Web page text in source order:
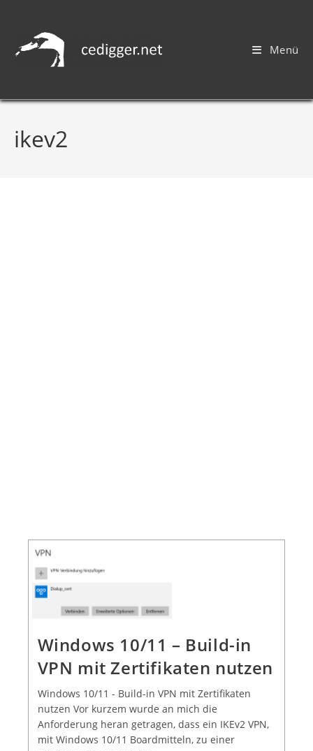
Menü
ikev2
Windows 10/11 – Build-in
VPN mit Zertifikaten nutzen
Windows 10/11 - Build-in VPN mit Zertifikaten
nutzen Vor kurzem wurde an mich die
Anforderung heran getragen, dass ein IKEv2 VPN,
mit Windows 10/11 Boardmitteln, zu einer